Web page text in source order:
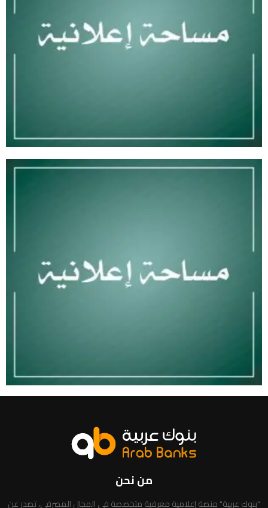
من نحن
"بنوك عربية" منصة إعلامية معرفية متخصصة في المجال المصرفي، تصدر عن